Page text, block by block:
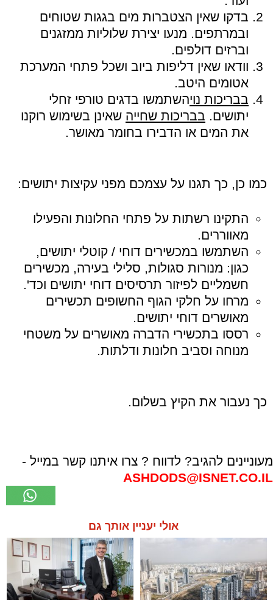
בדקו שאין הצטברות מים בגגות שטוחים
ובמרתפים. מנעו יצירת שלוליות ממזגנים
וברזים דולפים.
וודאו שאין דליפות ביוב ושכל פתחי המערכת
אטומים היטב.
בבריכות נויהשתמשו בדגים טורפי זחלי
יתושים. בבריכות שחייה שאינן בשימוש רוקנו
את המים או הדבירו בחומר מאושר.
כמו כן, כך תגנו על עצמכם מפני עקיצות יתושים:
התקינו רשתות על פתחי החלונות והפעילו
מאווררים.
השתמשו במכשירים דוחי / קוטלי יתושים,
כגון: מנורות סגולות, סלילי בעירה, מכשירים
חשמליים לפיזור תרסיסים דוחי יתושים וכד'.
מרחו על חלקי הגוף החשופים תכשירים
מאושרים דוחי יתושים.
רססו בתכשירי הדברה מאושרים על משטחי
מנוחה וסביב חלונות ודלתות.
כך נעבור את הקיץ בשלום.
מעוניינים להגיב? לדווח ? צרו איתנו קשר במייל -
ASHDODS@ISNET.CO.IL
אולי יעניין אותך גם